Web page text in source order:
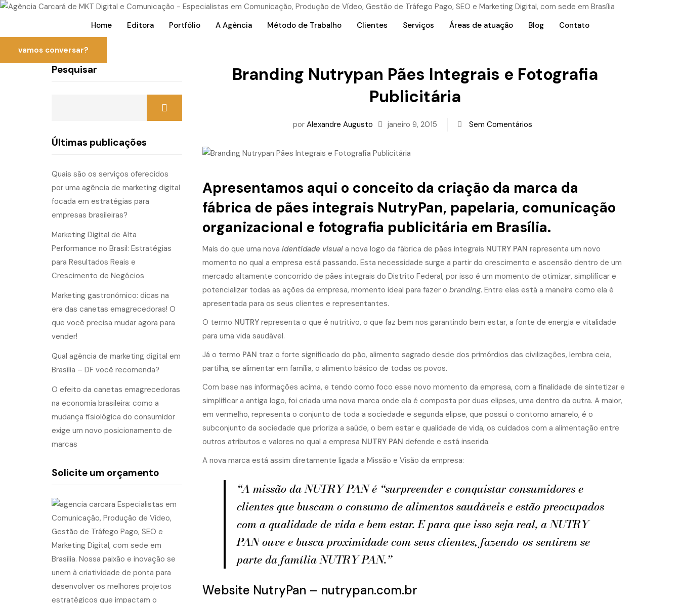
Home Editora Portfólio A Agência Método de Trabalho Clientes Serviços Áreas de atuação Blog Contato
vamos conversar?
Branding Nutrypan Pães Integrais e Fotografia
Publicitária
por Alexandre Augusto janeiro 9, 2015 Sem Comentários
Apresentamos aqui o conceito da criação da marca da
fábrica de pães integrais NutryPan, papelaria, comunicação
organizacional e fotografia publicitária em Brasília.
Mais do que uma nova identidade visuala nova logo da fábrica de pães integrais NUTRY PAN representa um novo
momento no qual a empresa está passando. Esta necessidade surge a partir do crescimento e ascensão dentro de um
mercado altamente concorrido de pães integrais do Distrito Federal, por isso é um momento de otimizar, simplificar e
potencializar todas as ações da empresa, momento ideal para fazer o branding. Entre elas está a maneira como ela é
apresentada para os seus clientes e representantes.
O termo NUTRYrepresenta o que é nutritivo, o que faz bem nos garantindo bem estar, a fonte de energia e vitalidade
para uma vida saudável.
Já o termo PAN traz o forte significado do pão, alimento sagrado desde dos primórdios das civilizações, lembra ceia,
partilha, se alimentar em família, o alimento básico de todas os povos.
Com base nas informações acima, e tendo como foco esse novo momento da empresa, com a finalidade de sintetizar e
simplificar a antiga logo, foi criada uma nova marca onde ela é composta por duas elipses, uma dentro da outra. A maior,
em vermelho, representa o conjunto de toda a sociedade e segunda elipse, que possui o contorno amarelo, é o
subconjunto da sociedade que prioriza a saúde, o bem estar e qualidade de vida, os cuidados com a alimentação entre
outros atributos e valores no qual a empresa NUTRY PAN defende e está inserida.
A nova marca está assim diretamente ligada a Missão e Visão da empresa:
“A missão da NUTRY PAN é “surpreender e conquistar consumidores e
clientes que buscam o consumo de alimentos saudáveis e estão preocupados
com a qualidade de vida e bem estar. E para que isso seja real, a NUTRY
PAN ouve e busca proximidade com seus clientes, fazendo-os sentirem se
parte da família NUTRY PAN.”
Website NutryPan – nutrypan.com.br
Pesquisar
Últimas publicações
Quais são os serviços oferecidos
por uma agência de marketing digital
focada em estratégias para
empresas brasileiras?
Marketing Digital de Alta
Performance no Brasil: Estratégias
para Resultados Reais e
Crescimento de Negócios
Marketing gastronômico: dicas na
era das canetas emagrecedoras! O
que você precisa mudar agora para
vender!
Qual agência de marketing digital em
Brasília – DF você recomenda?
O efeito da canetas emagrecedoras
na economia brasileira: como a
mudança fisiológica do consumidor
exige um novo posicionamento de
marcas
Solicite um orçamento